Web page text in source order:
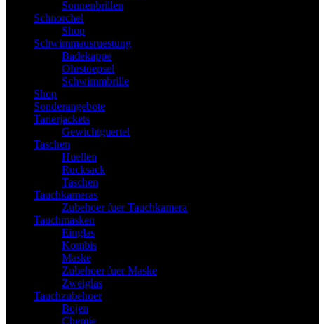
Sonnenbrillen
Schnorchel
Shop
Schwimmausruestung
Badekappe
Ohrstoepsel
Schwimmbrille
Shop
Sonderangebote
Tarierjackets
Gewichtguertel
Taschen
Huellen
Rucksack
Taschen
Tauchkameras
Zubehoer fuer Tauchkamera
Tauchmasken
Einglas
Kombis
Maske
Zubehoer fuer Maske
Zweiglas
Tauchzubehoer
Bojen
Chemie